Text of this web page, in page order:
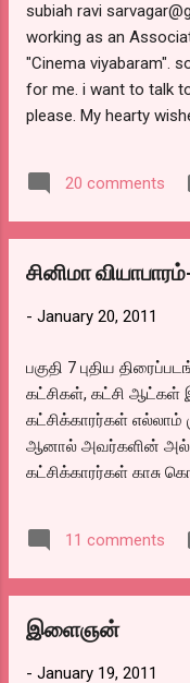
(ஆண்கள்?) இருந்தது.
இங்க ஒரு ஆள்
மனசுல பாட்டுச் சத்தம்
எழுதினவன் பெயரைப்
subiah ravi
working as an
"Cinema viyabaram".
for me. i want to talk
please. My hearty
ஆரம்பிச்சிட்டானா
நமுட்டு சிரிப்பு
விரும்புகிறேன். ஒரு
காதல், குடும்பம்,
பதிவர்கள் நண்பர்கள்
பாராட்டியிருக்கலாம்.
என் புத்தகத்தை
புத்தகத்துக்கான
20 comments
சினிமா
- January 20, 2011
பகுதி 7 புதிய
கட்சிகள், கட்சி ஆட்கள்
கட்சிக்காரர்கள் எல்லாம்
ஆனால் அவர்களின்
கட்சிக்காரர்கள் காசு
இருபது பேராவது
தடுத்து
அங்கிருக்கும்
11 comments
இளைஞன்
- January 19, 2011